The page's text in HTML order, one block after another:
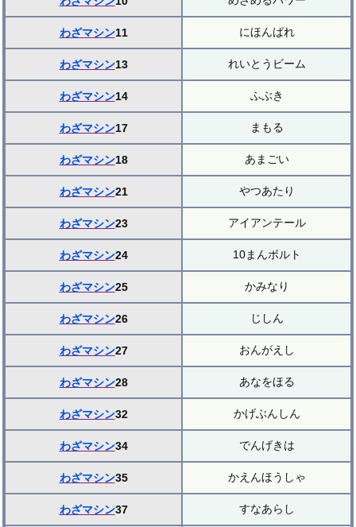
わざマシン11 にほんばれ
わざマシン13 れいとうビーム
わざマシン14 ふぶき
わざマシン17 まもる
わざマシン18 あまごい
わざマシン21 やつあたり
わざマシン23 アイアンテール
わざマシン24 10まんボルト
わざマシン25 かみなり
わざマシン26 じしん
わざマシン27 おんがえし
わざマシン28 あなをほる
わざマシン32 かげぶんしん
わざマシン34 でんげきは
わざマシン35 かえんほうしゃ
わざマシン37 すなあらし